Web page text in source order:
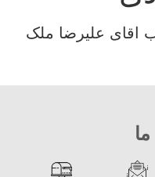
اقای علیرضا ملک